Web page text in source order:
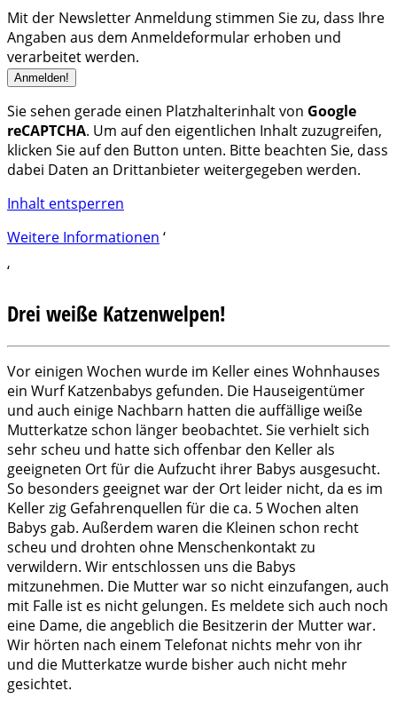
Mit der Newsletter Anmeldung stimmen Sie zu, dass Ihre
Angaben aus dem Anmeldeformular erhoben und
verarbeitet werden.
Sie sehen gerade einen Platzhalterinhalt von Google
reCAPTCHA. Um auf den eigentlichen Inhalt zuzugreifen,
klicken Sie auf den Button unten. Bitte beachten Sie, dass
dabei Daten an Drittanbieter weitergegeben werden.
Inhalt entsperren
Weitere Informationen ‘
‘
Drei weiße Katzenwelpen!
Vor einigen Wochen wurde im Keller eines Wohnhauses
ein Wurf Katzenbabys gefunden. Die Hauseigentümer
und auch einige Nachbarn hatten die auffällige weiße
Mutterkatze schon länger beobachtet. Sie verhielt sich
sehr scheu und hatte sich offenbar den Keller als
geeigneten Ort für die Aufzucht ihrer Babys ausgesucht.
So besonders geeignet war der Ort leider nicht, da es im
Keller zig Gefahrenquellen für die ca. 5 Wochen alten
Babys gab. Außerdem waren die Kleinen schon recht
scheu und drohten ohne Menschenkontakt zu
verwildern. Wir entschlossen uns die Babys
mitzunehmen. Die Mutter war so nicht einzufangen, auch
mit Falle ist es nicht gelungen. Es meldete sich auch noch
eine Dame, die angeblich die Besitzerin der Mutter war.
Wir hörten nach einem Telefonat nichts mehr von ihr
und die Mutterkatze wurde bisher auch nicht mehr
gesichtet.